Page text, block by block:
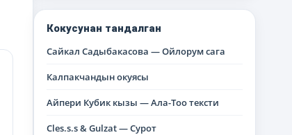
Кокусунан тандалган
Сайкал Садыбакасова — Ойлорум сага
Калпакчандын окуясы
Айпери Кубик кызы — Ала-Тоо тексти
Cles.s.s & Gulzat — Сурот